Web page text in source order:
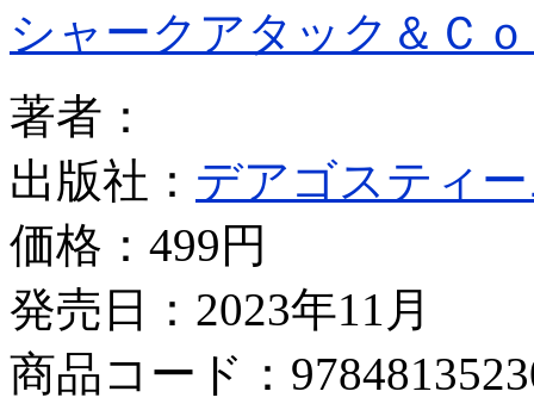
シャークアタック＆Ｃ
著者：
出版社： デアゴスティ
価格： 499円
発売日：2023年11月
商品コード：